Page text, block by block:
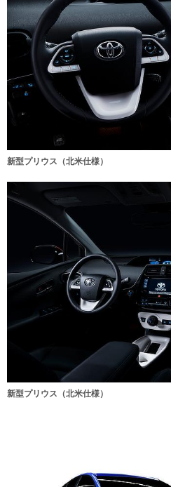
新型プリウス（北米仕様）
新型プリウス（北米仕様）